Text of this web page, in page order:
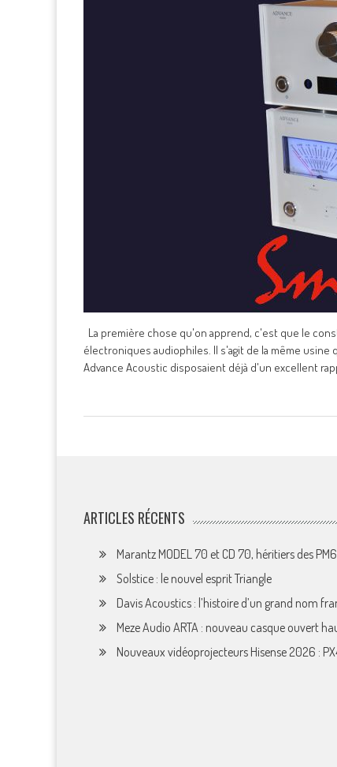
La première chose qu'on apprend, c'est que le
électroniques audiophiles. Il s'agit de la même
Advance Acoustic disposaient déjà d'un excellent
ARTICLES RÉCENTS
Marantz MODEL 70 et CD 70, héritiers des
Solstice : le nouvel esprit Triangle
Davis Acoustics : l’histoire d’un grand nom
Meze Audio ARTA : nouveau casque ouvert
Nouveaux vidéoprojecteurs Hisense 2026 :